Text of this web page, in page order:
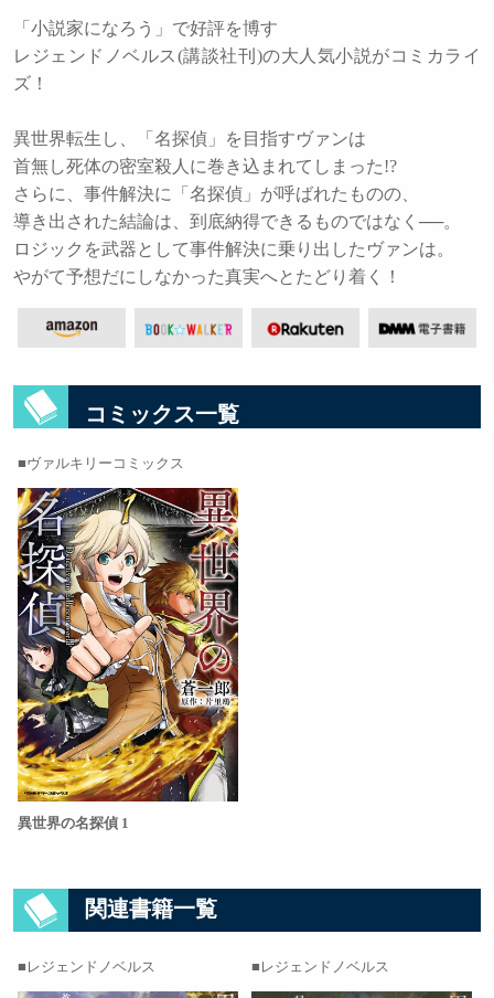
「小説家になろう」で好評を博す
レジェンドノベルス(講談社刊)の大人気小説がコミカライ
ズ！
異世界転生し、「名探偵」を目指すヴァンは
首無し死体の密室殺人に巻き込まれてしまった!?
さらに、事件解決に「名探偵」が呼ばれたものの、
導き出された結論は、到底納得できるものではなく──。
ロジックを武器として事件解決に乗り出したヴァンは。
やがて予想だにしなかった真実へとたどり着く！
コミックス一覧
ヴァルキリーコミックス
異世界の名探偵 1
関連書籍一覧
レジェンドノベルス レジェンドノベルス